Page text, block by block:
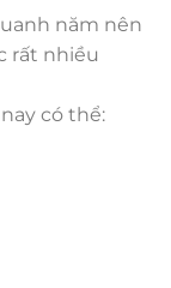
năm nên
rất nhiều
có thể: